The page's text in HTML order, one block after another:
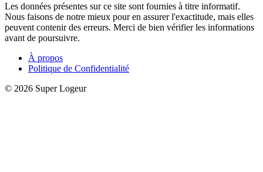
Les données présentes sur ce site sont fournies à titre informatif.
Nous faisons de notre mieux pour en assurer l'exactitude, mais elles
peuvent contenir des erreurs. Merci de bien vérifier les informations
avant de poursuivre.
À propos
Politique de Confidentialité
© 2026 Super Logeur